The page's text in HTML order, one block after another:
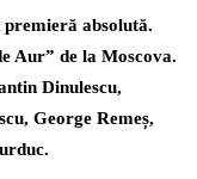
absolută.
Aur” de la Moscova.
Dinulescu,
George Remeș,